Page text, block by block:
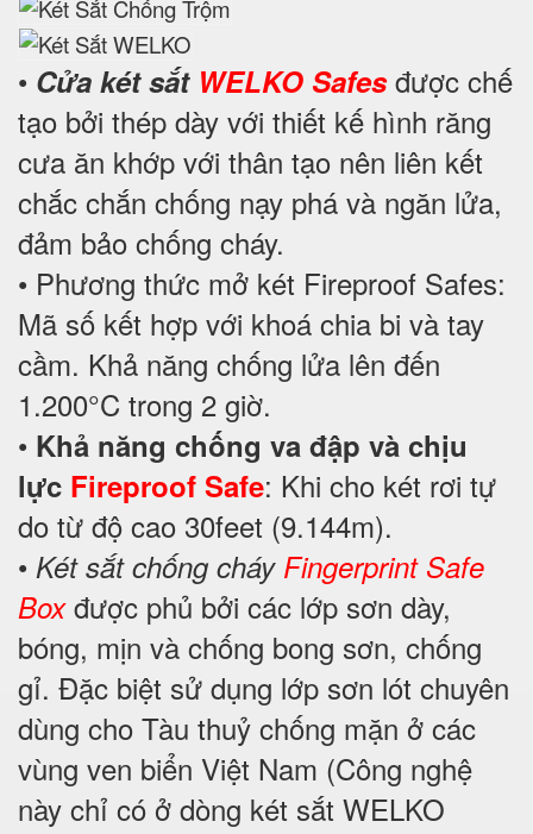
• Cửa két sắt WELKO Safesđược chế
tạo bởi thép dày với thiết kế hình răng
cưa ăn khớp với thân tạo nên liên kết
chắc chắn chống nạy phá và ngăn lửa,
đảm bảo chống cháy.
• Phương thức mở két Fireproof Safes:
Mã số kết hợp với khoá chia bi và tay
cầm. Khả năng chống lửa lên đến
1.200°C trong 2 giờ.
• Khả năng chống va đập và chịu
lực Fireproof Safe: Khi cho két rơi tự
do từ độ cao 30feet (9.144m).
• Két sắt chống cháy Fingerprint Safe
Boxđược phủ bởi các lớp sơn dày,
bóng, mịn và chống bong sơn, chống
gỉ. Đặc biệt sử dụng lớp sơn lót chuyên
dùng cho Tàu thuỷ chống mặn ở các
vùng ven biển Việt Nam (Công nghệ
này chỉ có ở dòng két sắt WELKO